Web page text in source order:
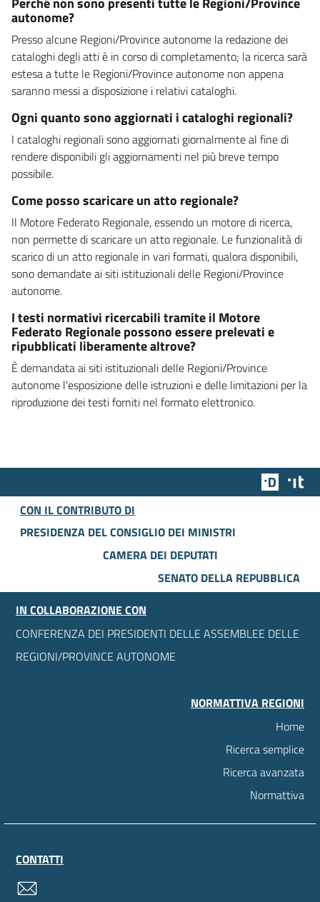
autonome?
Presso alcune Regioni/Province autonome la redazione dei
cataloghi degli atti è in corso di completamento; la ricerca sarà
estesa a tutte le Regioni/Province autonome non appena
saranno messi a disposizione i relativi cataloghi.
Ogni quanto sono aggiornati i cataloghi regionali?
I cataloghi regionali sono aggiornati giornalmente al fine di
rendere disponibili gli aggiornamenti nel più breve tempo
possibile.
Come posso scaricare un atto regionale?
Il Motore Federato Regionale, essendo un motore di ricerca,
non permette di scaricare un atto regionale. Le funzionalità di
scarico di un atto regionale in vari formati, qualora disponibili,
sono demandate ai siti istituzionali delle Regioni/Province
autonome.
I testi normativi ricercabili tramite il Motore
Federato Regionale possono essere prelevati e
ripubblicati liberamente altrove?
È demandata ai siti istituzionali delle Regioni/Province
autonome l'esposizione delle istruzioni e delle limitazioni per la
riproduzione dei testi forniti nel formato elettronico.
Team
CON IL CONTRIBUTO DI
PRESIDENZA DEL CONSIGLIO DEI MINISTRI
CAMERA DEI DEPUTATI
SENATO DELLA REPUBBLICA
IN COLLABORAZIONE CON
CONFERENZA DEI PRESIDENTI DELLE ASSEMBLEE DELLE
REGIONI/PROVINCE AUTONOME
NORMATTIVA REGIONI
Home
Ricerca semplice
Ricerca avanzata
Normattiva
CONTATTI